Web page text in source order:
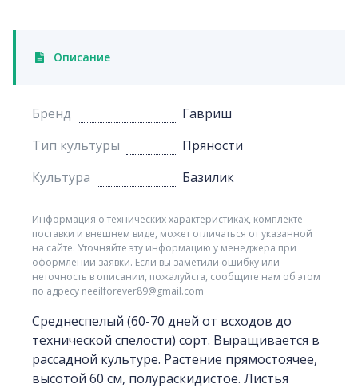
Описание
Бренд
Гавриш
Тип культуры
Пряности
Культура
Базилик
Информация о технических характеристиках, комплекте
поставки и внешнем виде, может отличаться от указанной
на сайте. Уточняйте эту информацию у менеджера при
оформлении заявки. Если вы заметили ошибку или
неточность в описании, пожалуйста, сообщите нам об этом
по адресу neeilforever89@gmail.com
Среднеспелый (60-70 дней от всходов до
технической спелости) сорт. Выращивается в
рассадной культуре. Растение прямостоячее,
высотой 60 см, полураскидистое. Листья